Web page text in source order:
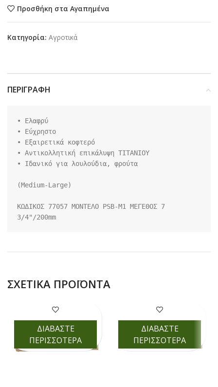
Προσθήκη στα Αγαπημένα
Κατηγορία: Αγροτικά
ΠΕΡΙΓΡΑΦΉ
• Ελαφρύ
• Εύχρηστο
• Εξαιρετικά κοφτερό
• Αντικολλητική επικάλυψη ΤΙΤΑΝΙΟΥ
• Ιδανικό για λουλούδια, φρούτα
(Medium-Large)
ΚΩΔΙΚΟΣ 77057 ΜΟΝΤΕΛΟ PSB-M1 ΜΕΓΕΘΟΣ 7
3/4"/200mm
ΣΧΕΤΙΚΆ ΠΡΟΪΌΝΤΑ
ΔΙΑΒΑΣΤΕ
ΠΕΡΙΣΣΟΤΕΡΑ
ΔΙΑΒΑΣΤΕ
ΠΕΡΙΣΣΟΤΕΡΑ